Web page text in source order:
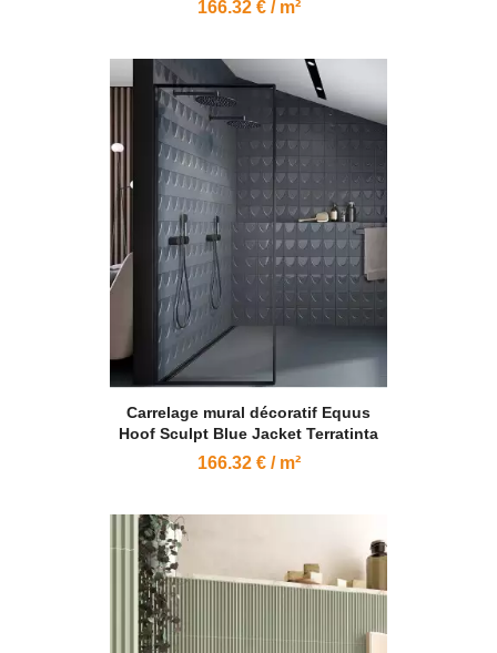
166.32 € / m²
Carrelage mural décoratif Equus
Hoof Sculpt Blue Jacket Terratinta
166.32 € / m²